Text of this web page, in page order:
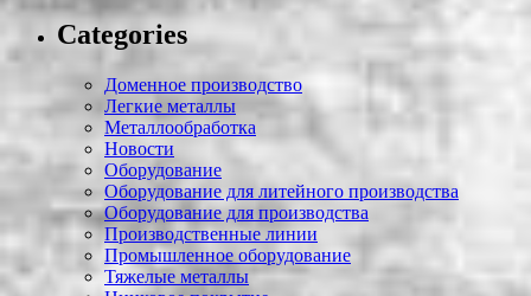
Categories
Доменное производство
Легкие металлы
Металлообработка
Новости
Оборудование
Оборудование для литейного производства
Оборудование для производства
Производственные линии
Промышленное оборудование
Тяжелые металлы